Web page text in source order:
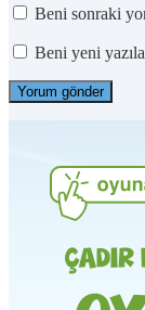
Beni sonraki
Beni yeni